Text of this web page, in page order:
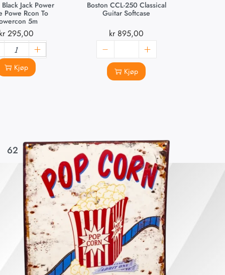
Jack Power
Powe Rcon To
5m
295,00
Kjøp
Boston CCL-250 Classical
Guitar Softcase
kr895,00
Kjøp
62 63 64 Next